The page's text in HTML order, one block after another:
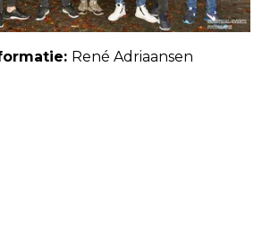
René Adriaansen